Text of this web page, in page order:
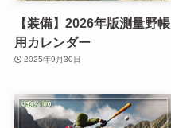
【装備】2026年版測量野帳
用カレンダー
2025年9月30日